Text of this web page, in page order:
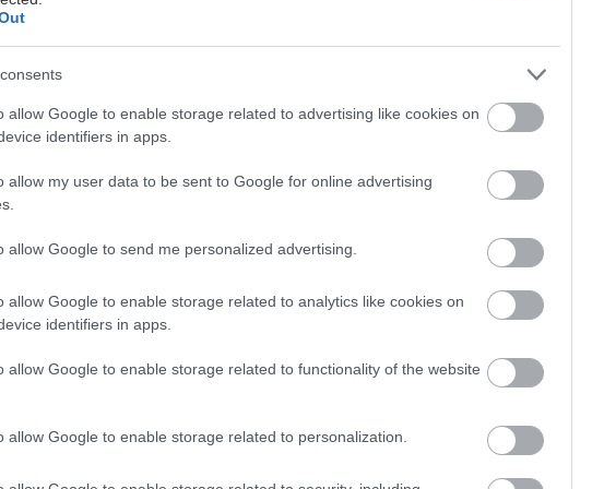
allow Google to enable storage related to advertising like cookies on
identifiers in apps.
allow my user data to be sent to Google for online advertising
allow Google to send me personalized advertising.
allow Google to enable storage related to analytics like cookies on
identifiers in apps.
allow Google to enable storage related to functionality of the website
allow Google to enable storage related to personalization.
ομάδα του in2life
Η επέτειος της γνωριμίας/του γάμου/του πρώτου φιλιού/της
Η Ημέρα του Αγίου Βαλεντίνου. Ή απλώς μια βραδιά που
με το άλλο σας μισό για ρομαντικό δείπνο αποκλειστικά για δύο,
σας τις έγνοιες. Για οποιαδήποτε από τις παραπάνω περιστάσεις,
κατάλληλα μέρη στην Αθήνα για να απολαύσετε καλό φαγητό
δεν είμαστε εναντίον των εξόδων για… κοψίδια ή μεζέδες σε
–ίσα-ίσα, θα βρείτε πολλές τέτοιες οικονομικές προτάσεις στην
in2life
– αλλά σε ειδικές περιστάσεις, κάτι ελαφρώς πιο
ο έρωτας (και αντιστρόφως), αφήνουμε την γκρίνια για τις
κατά μέρους και φροντίζουμε να εντοπίσουμε επιλογές, όπως τα